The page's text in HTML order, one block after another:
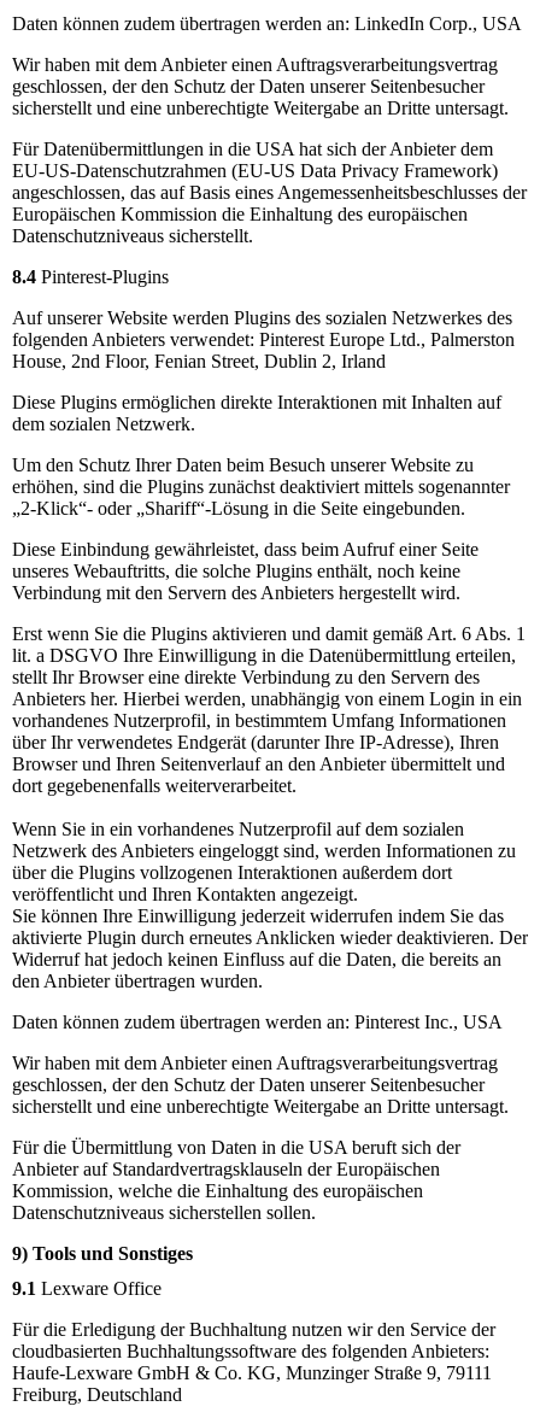
Daten können zudem übertragen werden an: LinkedIn Corp., USA
Wir haben mit dem Anbieter einen Auftragsverarbeitungsvertrag
geschlossen, der den Schutz der Daten unserer Seitenbesucher
sicherstellt und eine unberechtigte Weitergabe an Dritte untersagt.
Für Datenübermittlungen in die USA hat sich der Anbieter dem
EU-US-Datenschutzrahmen (EU-US Data Privacy Framework)
angeschlossen, das auf Basis eines Angemessenheitsbeschlusses der
Europäischen Kommission die Einhaltung des europäischen
Datenschutzniveaus sicherstellt.
8.4 Pinterest-Plugins
Auf unserer Website werden Plugins des sozialen Netzwerkes des
folgenden Anbieters verwendet: Pinterest Europe Ltd., Palmerston
House, 2nd Floor, Fenian Street, Dublin 2, Irland
Diese Plugins ermöglichen direkte Interaktionen mit Inhalten auf
dem sozialen Netzwerk.
Um den Schutz Ihrer Daten beim Besuch unserer Website zu
erhöhen, sind die Plugins zunächst deaktiviert mittels sogenannter
„2-Klick“- oder „Shariff“-Lösung in die Seite eingebunden.
Diese Einbindung gewährleistet, dass beim Aufruf einer Seite
unseres Webauftritts, die solche Plugins enthält, noch keine
Verbindung mit den Servern des Anbieters hergestellt wird.
Erst wenn Sie die Plugins aktivieren und damit gemäß Art. 6 Abs. 1
lit. a DSGVO Ihre Einwilligung in die Datenübermittlung erteilen,
stellt Ihr Browser eine direkte Verbindung zu den Servern des
Anbieters her. Hierbei werden, unabhängig von einem Login in ein
vorhandenes Nutzerprofil, in bestimmtem Umfang Informationen
über Ihr verwendetes Endgerät (darunter Ihre IP-Adresse), Ihren
Browser und Ihren Seitenverlauf an den Anbieter übermittelt und
dort gegebenenfalls weiterverarbeitet.
Wenn Sie in ein vorhandenes Nutzerprofil auf dem sozialen
Netzwerk des Anbieters eingeloggt sind, werden Informationen zu
über die Plugins vollzogenen Interaktionen außerdem dort
veröffentlicht und Ihren Kontakten angezeigt.
Sie können Ihre Einwilligung jederzeit widerrufen indem Sie das
aktivierte Plugin durch erneutes Anklicken wieder deaktivieren. Der
Widerruf hat jedoch keinen Einfluss auf die Daten, die bereits an
den Anbieter übertragen wurden.
Daten können zudem übertragen werden an: Pinterest Inc., USA
Wir haben mit dem Anbieter einen Auftragsverarbeitungsvertrag
geschlossen, der den Schutz der Daten unserer Seitenbesucher
sicherstellt und eine unberechtigte Weitergabe an Dritte untersagt.
Für die Übermittlung von Daten in die USA beruft sich der
Anbieter auf Standardvertragsklauseln der Europäischen
Kommission, welche die Einhaltung des europäischen
Datenschutzniveaus sicherstellen sollen.
9) Tools und Sonstiges
9.1 Lexware Office
Für die Erledigung der Buchhaltung nutzen wir den Service der
cloudbasierten Buchhaltungssoftware des folgenden Anbieters:
Haufe-Lexware GmbH & Co. KG, Munzinger Straße 9, 79111
Freiburg, Deutschland